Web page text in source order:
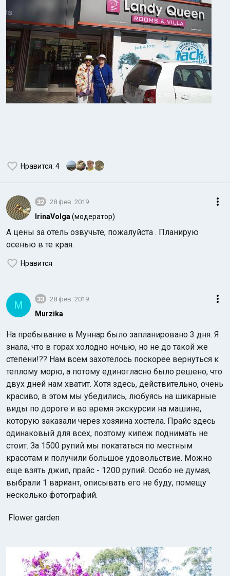
Нравится: 4
32 28 фев. 2019
IrinaVolga (модератор)
А цены за отель озвучьте, пожалуйста . Планирую
осенью в те края.
Нравится
M 33 28 фев. 2019
Murzika
На пребывание в Муннар было запланировано 3 дня. Я
знала, что в горах холодно ночью, но не до такой же
степени!?? Нам всем захотелось поскорее вернуться к
теплому морю, а потому единогласно было решено, что
двух дней нам хватит. Хотя здесь, действительно, очень
красиво, в этом мы убедились, любуясь на шикарные
виды по дороге и во время экскурсии на машине,
которую заказали через хозяина хостела. Прайс здесь
одинаковый для всех, поэтому кипеж поднимать не
стоит. За 1500 рупий мы покататься по местным
красотам и получили большое удовольствие. Можно
еще взять джип, прайс - 1200 рупий. Особо не думая,
выбрали 1 вариант, описывать его не буду, помещу
несколько фотографий.
Flower garden